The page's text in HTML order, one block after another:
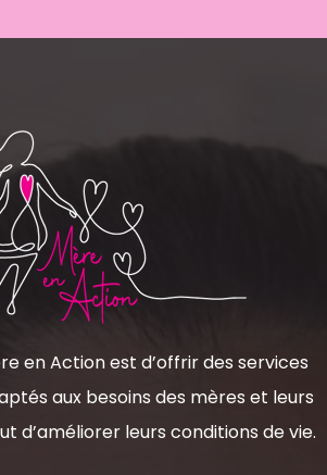
en Action est d’offrir des services
aux besoins des mères et leurs
d’améliorer leurs conditions de vie.